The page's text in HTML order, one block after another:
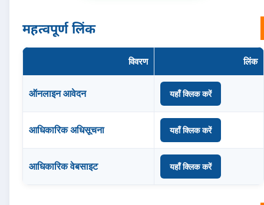
महत्वपूर्ण लिंक
विवरण लिंक
ऑनलाइन आवेदन यहाँ क्लिक करें
आधिकारिक अधिसूचना यहाँ क्लिक करें
आधिकारिक वेबसाइट यहाँ क्लिक करें